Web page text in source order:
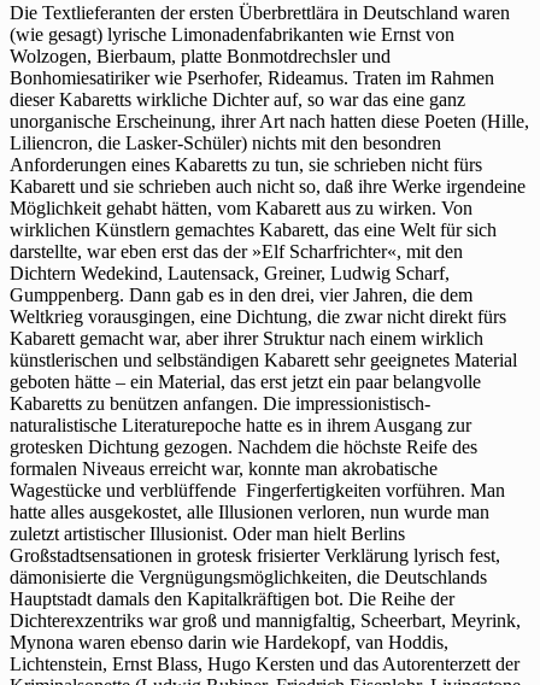
Die Textlieferanten der ersten Überbrettlära in Deutschland waren
(wie gesagt) lyrische Limonadenfabrikanten wie Ernst von
Wolzogen, Bierbaum, platte Bonmotdrechsler und
Bonhomiesatiriker wie Pserhofer, Rideamus. Traten im Rahmen
dieser Kabaretts wirkliche Dichter auf, so war das eine ganz
unorganische Erscheinung, ihrer Art nach hatten diese Poeten (Hille,
Liliencron, die Lasker-Schüler) nichts mit den besondren
Anforderungen eines Kabaretts zu tun, sie schrieben nicht fürs
Kabarett und sie schrieben auch nicht so, daß ihre Werke irgendeine
Möglichkeit gehabt hätten, vom Kabarett aus zu wirken. Von
wirklichen Künstlern gemachtes Kabarett, das eine Welt für sich
darstellte, war eben erst das der »Elf Scharfrichter«, mit den
Dichtern Wedekind, Lautensack, Greiner, Ludwig Scharf,
Gumppenberg. Dann gab es in den drei, vier Jahren, die dem
Weltkrieg vorausgingen, eine Dichtung, die zwar nicht direkt fürs
Kabarett gemacht war, aber ihrer Struktur nach einem wirklich
künstlerischen und selbständigen Kabarett sehr geeignetes Material
geboten hätte – ein Material, das erst jetzt ein paar belangvolle
Kabaretts zu benützen anfangen. Die impressionistisch-
naturalistische Literaturepoche hatte es in ihrem Ausgang zur
grotesken Dichtung gezogen. Nachdem die höchste Reife des
formalen Niveaus erreicht war, konnte man akrobatische
Wagestücke und verblüffende Fingerfertigkeiten vorführen. Man
hatte alles ausgekostet, alle Illusionen verloren, nun wurde man
zuletzt artistischer Illusionist. Oder man hielt Berlins
Großstadtsensationen in grotesk frisierter Verklärung lyrisch fest,
dämonisierte die Vergnügungsmöglichkeiten, die Deutschlands
Hauptstadt damals den Kapitalkräftigen bot. Die Reihe der
Dichterexzentriks war groß und mannigfaltig, Scheerbart, Meyrink,
Mynona waren ebenso darin wie Hardekopf, van Hoddis,
Lichtenstein, Ernst Blass, Hugo Kersten und das Autorenterzett der